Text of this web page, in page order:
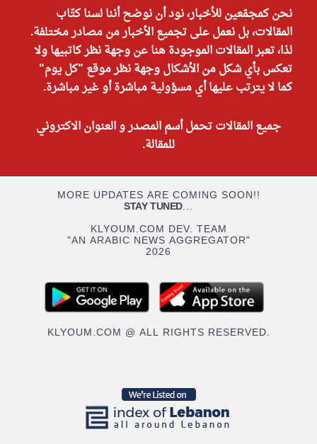
نحن كمجمّعين للأخبار، نود أن نوضح أننا لسنا كتّاب
المقالات، بل نعمل على تجميع الأخبار من مصادر مختلفة.
لذا، تعبر المقالات الموجودة هنا عن وجهة نظر كاتبيها ولا
تعكس بأي شكل من الأشكال وجهة نظر موقع "كل يوم"
كما لا يترتب عليها أي مسؤولية مباشرة أو غير مباشرة.
جميع المقالات تحمل أسم المصدر و العنوان الاكتروني
للمقالة.
MORE UPDATES ARE COMING SOON!!
STAY TUNED...
KLYOUM.COM DEV. TEAM
"AN ARABIC NEWS AGGREGATOR"
2026
KLYOUM.COM @ ALL RIGHTS RESERVED.